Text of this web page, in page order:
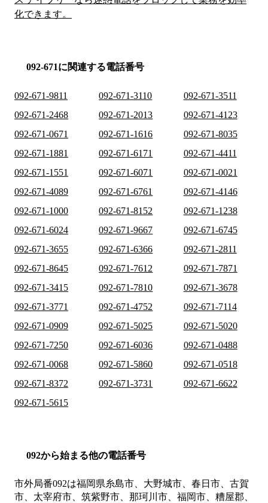
化できます。
092-671に関連する電話番号
092-671-9811 092-671-3110
092-671-3511
092-671-2468
092-671-2013
092-671-4123
092-671-0671
092-671-1616
092-671-8035
092-671-1881
092-671-6171
092-671-4411
092-671-1551
092-671-6071
092-671-0021
092-671-4089
092-671-6761
092-671-4146
092-671-1000
092-671-8152
092-671-1238
092-671-6024
092-671-9667
092-671-6745
092-671-3655
092-671-6366
092-671-2811
092-671-8645
092-671-7612
092-671-7871
092-671-3415
092-671-7810
092-671-3678
092-671-3771
092-671-4752
092-671-7114
092-671-0909
092-671-5025
092-671-5020
092-671-7250
092-671-6036
092-671-0488
092-671-0068
092-671-5860
092-671-0518
092-671-8372
092-671-3731
092-671-6622
092-671-5615
092から始まる他の電話番号
市外局番092は福岡県糸島市、大野城市、春日市、古賀
市、太宰府市、筑紫野市、那珂川市、福岡市、糟屋郡、